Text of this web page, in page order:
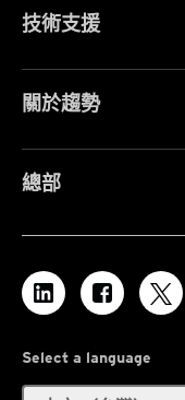
技術支援
關於趨勢
總部
Select a language